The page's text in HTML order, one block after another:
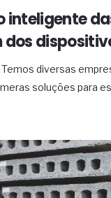
inteligente
diversas
soluções para